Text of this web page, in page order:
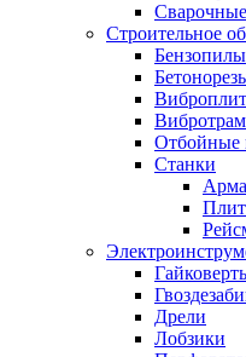
Строительное
Бензопилы
Отбойные
Станки
Дрели
Лобзики